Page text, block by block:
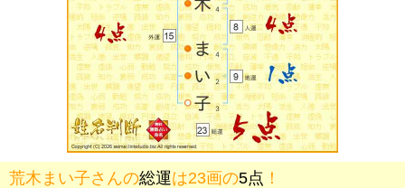
荒木まい子さんの総運は23画の5点 ！